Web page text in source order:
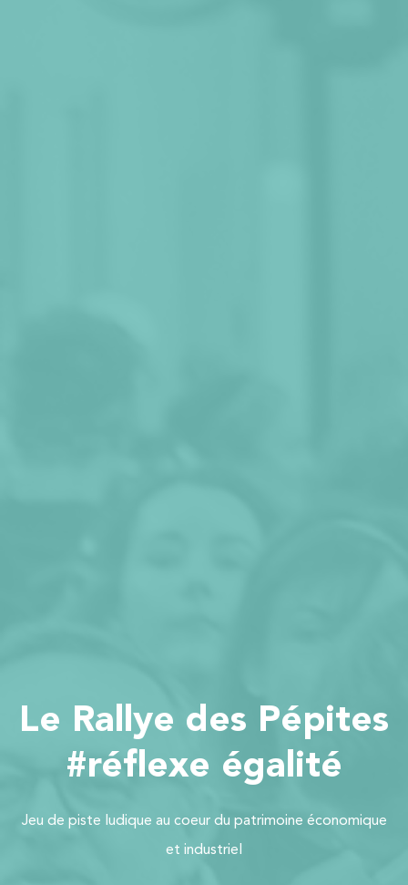
Le Rallye des Pépites
#réflexe égalité
Jeu de piste ludique au coeur du patrimoine économique
et industriel